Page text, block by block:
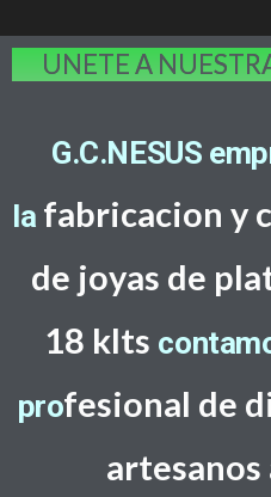
UNETE A
G.C.NESUS
la fabricacion y
de joyas de
18 klts
profesional de